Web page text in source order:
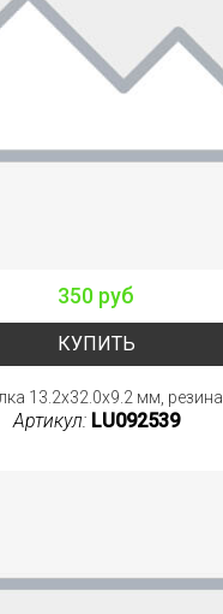
350 руб
КУПИТЬ
13.2x32.0x9.2 мм, резина
Артикул: LU092539